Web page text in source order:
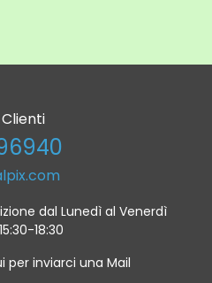
dal Lunedì al Venerdì
18:30
per inviarci una Mail